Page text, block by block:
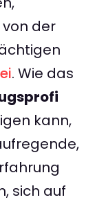
der
. Wie das
kann,
sich auf